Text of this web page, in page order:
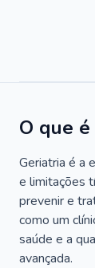
O que
Geriatria é a
e limitações
prevenir e
como um
saúde e a
avançada.